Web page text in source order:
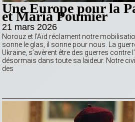
Une Europe pour la
et Maria Poumier
21 mars 2026
Norouz et l’Aïd réclament notre
sonne le glas, il sonne pour nous. La
Ukraine, s’avèrent être des guerres contre
désormais dans toute sa laideur. Notre
des